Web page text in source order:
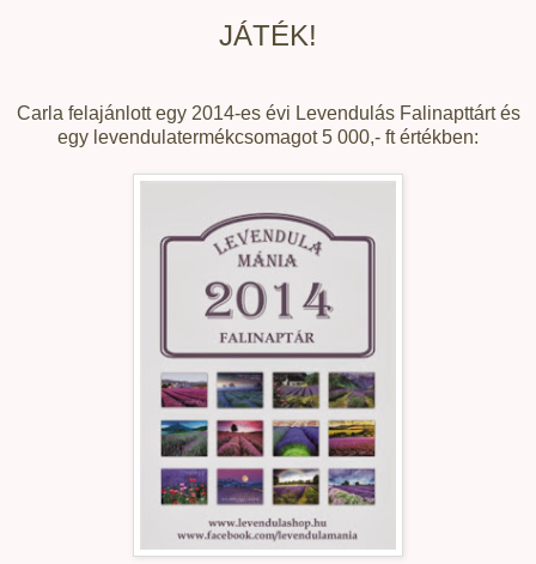
JÁTÉK!
Carla felajánlott egy 2014-es évi Levendulás Falinapttárt és
egy levendulatermékcsomagot 5 000,- ft értékben: